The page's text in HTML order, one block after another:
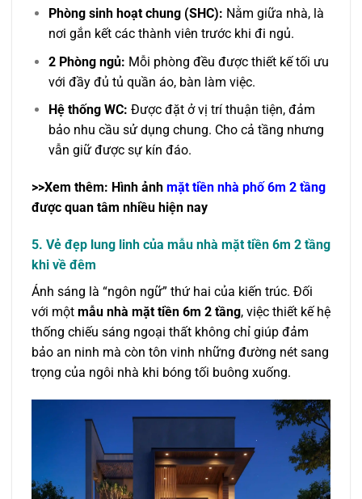
Phòng sinh hoạt chung (SHC): Nằm giữa nhà, là
nơi gắn kết các thành viên trước khi đi ngủ.
2 Phòng ngủ: Mỗi phòng đều được thiết kế tối ưu
với đầy đủ tủ quần áo, bàn làm việc.
Hệ thống WC: Được đặt ở vị trí thuận tiện, đảm
bảo nhu cầu sử dụng chung. Cho cả tầng nhưng
vẫn giữ được sự kín đáo.
>>Xem thêm: Hình ảnh mặt tiền nhà phố 6m 2 tầng
được quan tâm nhiều hiện nay
5. Vẻ đẹp lung linh của mẫu nhà mặt tiền 6m 2 tầng
khi về đêm
Ánh sáng là “ngôn ngữ” thứ hai của kiến trúc. Đối
với một mẫu nhà mặt tiền 6m 2 tầng, việc thiết kế hệ
thống chiếu sáng ngoại thất không chỉ giúp đảm
bảo an ninh mà còn tôn vinh những đường nét sang
trọng của ngôi nhà khi bóng tối buông xuống.